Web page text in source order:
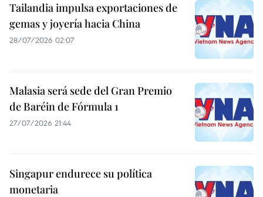
Tailandia impulsa exportaciones de
gemas y joyería hacia China
28/07/2026 02:07
Malasia será sede del Gran Premio
de Baréin de Fórmula 1
27/07/2026 21:44
Singapur endurece su política
monetaria